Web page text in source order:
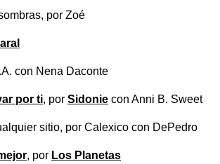
, por Zoé
con Nena Daconte
por ti, por Sidonie con Anni B. Sweet
sitio, por Calexico con DePedro
, por Los Planetas